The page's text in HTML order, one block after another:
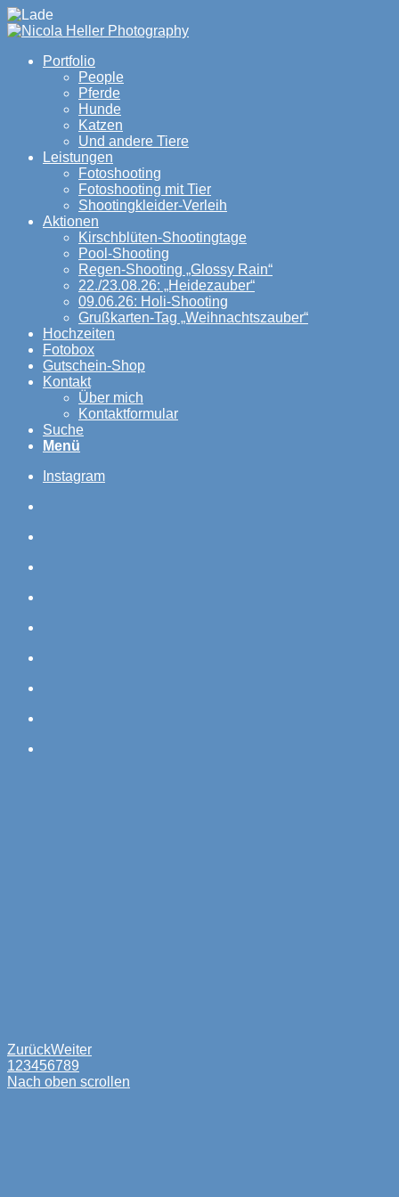
Portfolio
People
Pferde
Hunde
Katzen
Und andere Tiere
Leistungen
Fotoshooting
Fotoshooting mit Tier
Shootingkleider-Verleih
Aktionen
Kirschblüten-Shootingtage
Pool-Shooting
Regen-Shooting „Glossy Rain“
22./23.08.26: „Heidezauber“
09.06.26: Holi-Shooting
Grußkarten-Tag „Weihnachtszauber“
Hochzeiten
Fotobox
Gutschein-Shop
Kontakt
Über mich
Kontaktformular
Suche
Menü
Instagram
ZurückWeiter
123456789
Nach oben scrollen